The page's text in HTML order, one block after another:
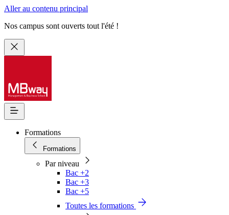
Aller au contenu principal
Nos campus sont ouverts tout l'été !
Formations
Formations
Par niveau
Bac +2
Bac +3
Bac +5
Toutes les formations